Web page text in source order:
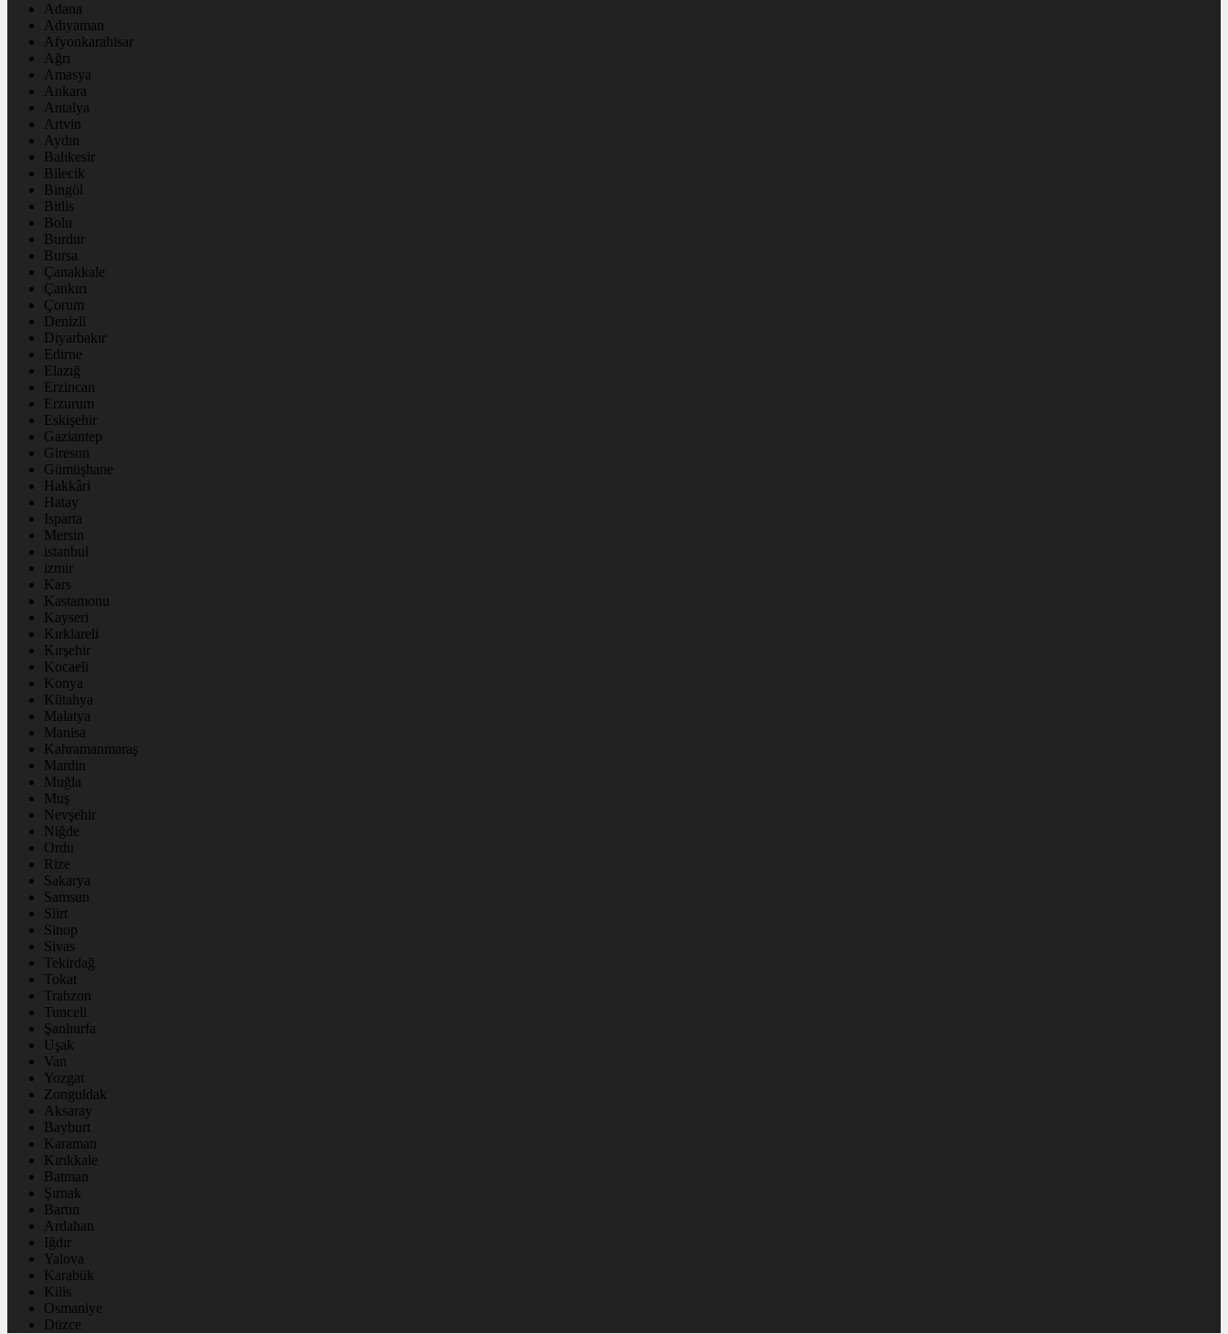
Adana
Adıyaman
Afyonkarahisar
Ağrı
Amasya
Ankara
Antalya
Artvin
Aydın
Balıkesir
Bilecik
Bingöl
Bitlis
Bolu
Burdur
Bursa
Çanakkale
Çankırı
Çorum
Denizli
Diyarbakır
Edirne
Elazığ
Erzincan
Erzurum
Eskişehir
Gaziantep
Giresun
Gümüşhane
Hakkâri
Hatay
Isparta
Mersin
istanbul
izmir
Kars
Kastamonu
Kayseri
Kırklareli
Kırşehir
Kocaeli
Konya
Kütahya
Malatya
Manisa
Kahramanmaraş
Mardin
Muğla
Muş
Nevşehir
Niğde
Ordu
Rize
Sakarya
Samsun
Siirt
Sinop
Sivas
Tekirdağ
Tokat
Trabzon
Tunceli
Şanlıurfa
Uşak
Van
Yozgat
Zonguldak
Aksaray
Bayburt
Karaman
Kırıkkale
Batman
Şırnak
Bartın
Ardahan
Iğdır
Yalova
Karabük
Kilis
Osmaniye
Düzce